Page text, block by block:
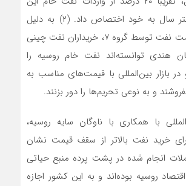
کشور را در بیشتر سال به خود اختصاص داد. (۲) به دلیل
طراحی سقف قیمت نفت توسط گروه ۷، خریداران نفت چینی
هندی توانسته‌اند نفت خام روسیه را
در بازار بین‌المللی با قیمت‌های مناسب به
و به نوعی تحریم‌ها را دور بزنند.
با همکاری با ناوگان سایه روسیه،
خرید نفت بالاتر از سقف قیمت نشان
انجام شده در پشت پرده منبع حیاتی
روسیه بوده‌اند و به این کشور اجازه